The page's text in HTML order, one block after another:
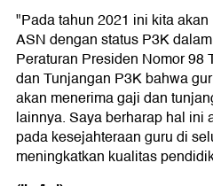
"Pada tahun 2021 ini kita
ASN dengan status P3K
Peraturan Presiden Nomor 98
dan Tunjangan P3K bahwa
akan menerima gaji dan
lainnya. Saya berharap hal ini
pada kesejahteraan guru di
meningkatkan kualitas